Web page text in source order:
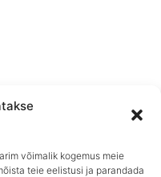
võimalik kogemus meie
teie eelistusi ja parandada